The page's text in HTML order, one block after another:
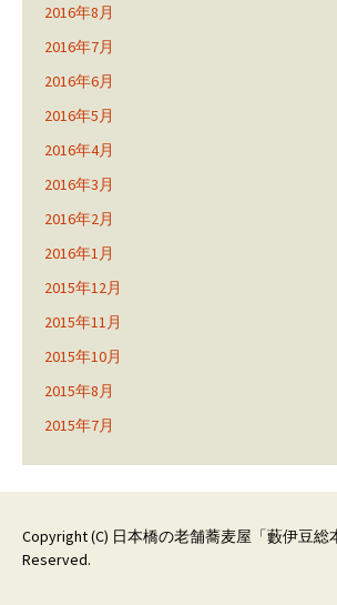
2016年8月
2016年7月
2016年6月
2016年5月
2016年4月
2016年3月
2016年2月
2016年1月
2015年12月
2015年11月
2015年10月
2015年8月
2015年7月
Copyright (C) 日本橋の老舗蕎麦屋「藪伊豆総
Reserved.